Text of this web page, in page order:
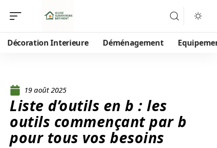
Décoration Interieure Déménagement
19 août 2025
Liste d’outils en b : les
outils commençant par b
pour tous vos besoins